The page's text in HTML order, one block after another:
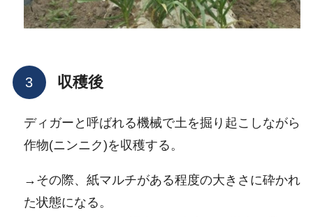
収穫後
ディガーと呼ばれる機械で土を掘り起こしながら
作物(ニンニク)を収穫する。
→その際、紙マルチがある程度の大きさに砕かれ
た状態になる。